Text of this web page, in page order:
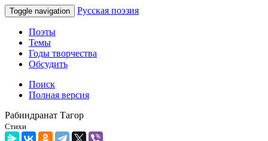
Toggle navigation Русская поэзия
Поэты
Темы
Годы творчества
Обсудить
Поиск
Полная версия
Рабиндранат Тагор
Стихи